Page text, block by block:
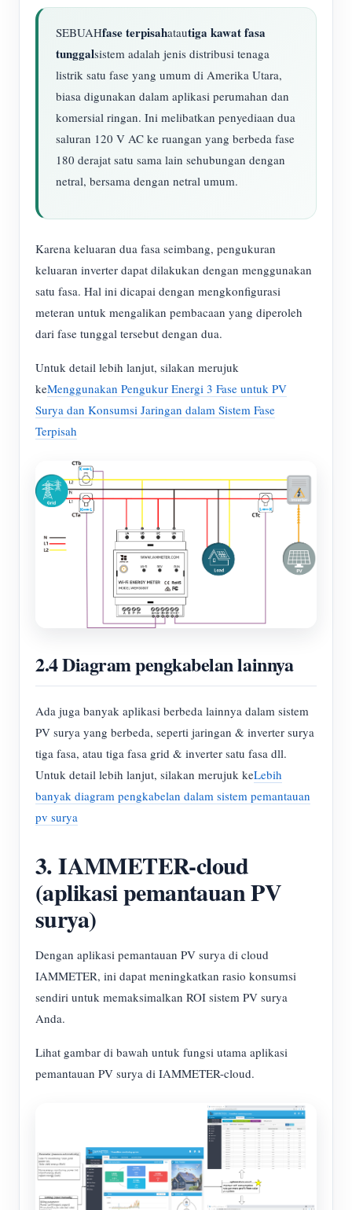
SEBUAHfase terpisahatautiga kawat fasa
tunggalsistem adalah jenis distribusi tenaga
listrik satu fase yang umum di Amerika Utara,
biasa digunakan dalam aplikasi perumahan dan
komersial ringan. Ini melibatkan penyediaan dua
saluran 120 V AC ke ruangan yang berbeda fase
180 derajat satu sama lain sehubungan dengan
netral, bersama dengan netral umum.
Karena keluaran dua fasa seimbang, pengukuran
keluaran inverter dapat dilakukan dengan menggunakan
satu fasa. Hal ini dicapai dengan mengkonfigurasi
meteran untuk mengalikan pembacaan yang diperoleh
dari fase tunggal tersebut dengan dua.
Untuk detail lebih lanjut, silakan merujuk
keMenggunakan Pengukur Energi 3 Fase untuk PV
Surya dan Konsumsi Jaringan dalam Sistem Fase
Terpisah
2.4 Diagram pengkabelan lainnya
Ada juga banyak aplikasi berbeda lainnya dalam sistem
PV surya yang berbeda, seperti jaringan & inverter surya
tiga fasa, atau tiga fasa grid & inverter satu fasa dll.
Untuk detail lebih lanjut, silakan merujuk keLebih
banyak diagram pengkabelan dalam sistem pemantauan
pv surya
3. IAMMETER-cloud
(aplikasi pemantauan PV
surya)
Dengan aplikasi pemantauan PV surya di cloud
IAMMETER, ini dapat meningkatkan rasio konsumsi
sendiri untuk memaksimalkan ROI sistem PV surya
Anda.
Lihat gambar di bawah untuk fungsi utama aplikasi
pemantauan PV surya di IAMMETER-cloud.